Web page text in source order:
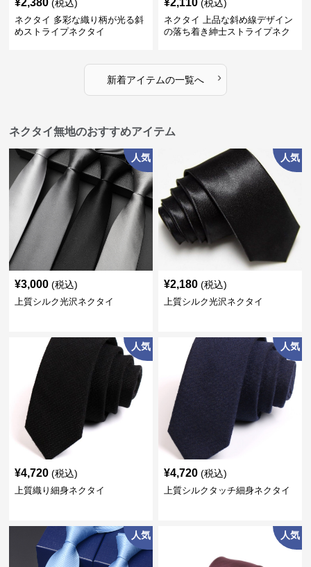
¥2,380 (税込)
ネクタイ 多彩な織り柄が光る斜
めストライプネクタイ
¥2,110 (税込)
ネクタイ 上品な斜め線デザイン
の落ち着き紳士ストライプネク
新着アイテムの一覧へ ›
ネクタイ無地のおすすめアイテム
人気
¥3,000 (税込)
上質シルク光沢ネクタイ
人気
¥2,180 (税込)
上質シルク光沢ネクタイ
人気
¥4,720 (税込)
上質織り細身ネクタイ
人気
¥4,720 (税込)
上質シルクタッチ細身ネクタイ
人気 人気